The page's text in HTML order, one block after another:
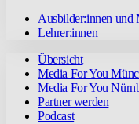
Ausbilder:innen und
Lehrer:innen
Übersicht
Media For You
Media For You
Partner werden
Podcast